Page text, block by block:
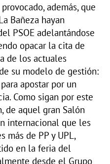
además, que
Bañeza hayan
PSOE adelantándose
opacar la cita de
de los actuales
su modelo de gestión:
apostar por un
Como sigan por este
de aquel gran Salón
internacional que les
más de PP y UPL,
en la feria del
desde el Grupo